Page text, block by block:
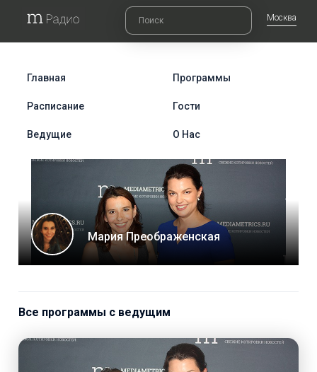
Москва
Главная Программы
Расписание Гости
Ведущие О Нас
Мария Преображенская
Все программы с ведущим